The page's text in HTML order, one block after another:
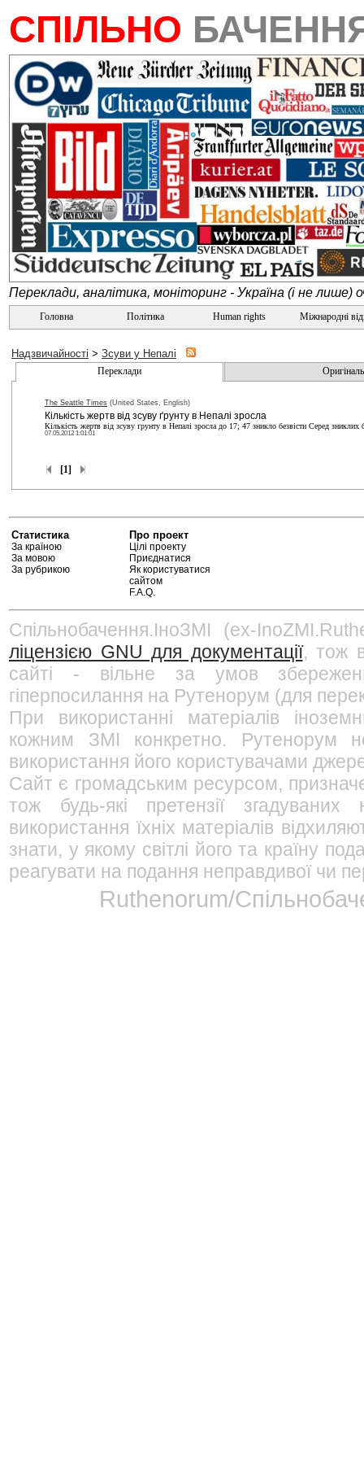
СПІЛЬНО
Переклади, аналітика, моніторинг - Україна (і не лише)
Головна Політика Human rights Міжнародні
Надзвичайності > Зсуви у Непалі
Переклади
The Seattle Times (United States, English)
Кількість жертв від зсуву ґрунту в Непалі зросла
Кількість жертв від зсуву ґрунту в Непалі зросла до 17; 47 зникло безвісти Серед зниклих
07.05.2012 1:01:01
[1]
Статистика
За країною
За мовою
За рубрикою
Про проект
Цілі проекту
Приєднатися
Як користуватися
сайтом
F.A.Q.
Спільнобачення.ІноЗМІ (ex-
ліцензією GNU для документації, тож
сайті - вільне за умов
гіперпосилання на Рутенорум (для
При використанні матеріалів
кожним ЗМІ конкретно. Рутенорум
використання його користувачами
Сайт є громадським ресурсом,
тож будь-які претензії
використання їхніх матеріалів
знати, у якому світлі його та країну
реагувати на подання неправдивої чи
Ruthenorum/